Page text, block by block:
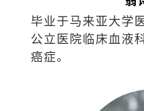
毕业于马来亚大学
公立医院临床血液
癌症。